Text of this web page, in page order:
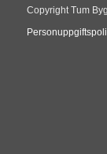
Copyright Tum